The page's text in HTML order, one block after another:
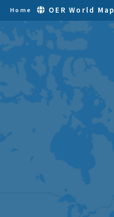
Home OER World Map